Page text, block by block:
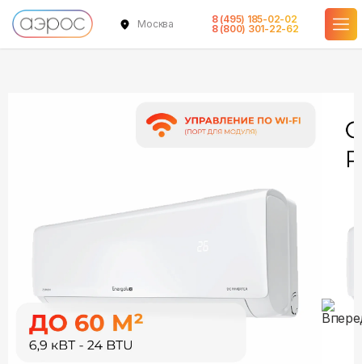
Москва
8 (495) 185-02-02
8 (800) 301-22-62
в наличии
в наличии
в наличии